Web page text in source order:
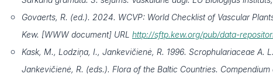
Govaerts, R. (ed.). 2024. WCVP: World Checklist of Vascular
Kew. [WWW document] URL http://sftp.kew.org/pub/data-
Kask, M., Lodziņa, I., Jankevičienė, R. 1996. Scrophulariaceae A.
Jankevičienė, R. (eds.). Flora of the Baltic Countries.